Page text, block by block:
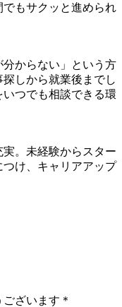
もサクッと進められ
分からない」という方
しから就業後までし
つでも相談できる環
。未経験からスター
つけ、キャリアアップ
ざいます＊